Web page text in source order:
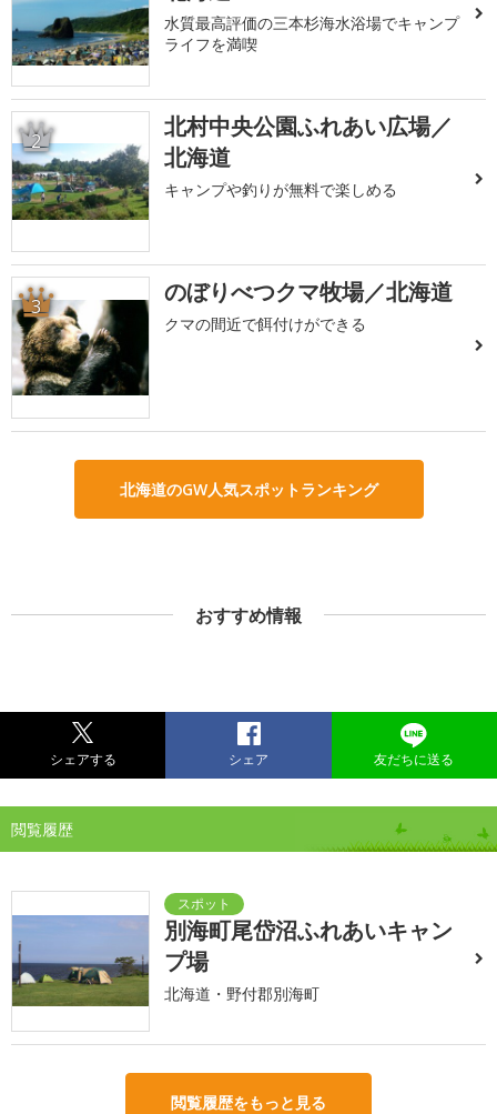
水質最高評価の三本杉海水浴場でキャンプ
ライフを満喫
2
北村中央公園ふれあい広場／
北海道
キャンプや釣りが無料で楽しめる
3 のぼりべつクマ牧場／北海道
クマの間近で餌付けができる
北海道のGW人気スポットランキング
おすすめ情報
シェアする シェア 友だちに送る
閲覧履歴
別海町尾岱沼ふれあいキャン
プ場
北海道・野付郡別海町
閲覧履歴をもっと見る